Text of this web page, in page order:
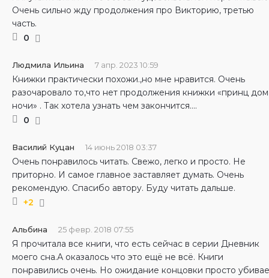
Очень сильно жду продолжения про Викторию, третью
часть.
0
Людмила Ильина 7 апр. 2023 10:59
Книжки практически похожи.,но мне нравится. Очень
разочаровало то,что нет продолжения книжки «принц
ночи» . Так хотела узнать чем закончится....
0
Василий Куцан 14 июнь 2018 03:37
Очень понравилось читать. Свежо, легко и просто. Не
приторно. И самое главное заставляет думать. Очень
рекомендую. Спасибо автору. Буду читать дальше.
+2
Альбина 25 февр. 2018 07:55
Я прочитала все книги, что есть сейчас в серии Дневник
моего сна.А оказалось что это ещё не всё. Книги
понравились очень. Но ожидание концовки просто